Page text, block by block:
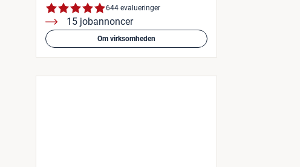
644 evalueringer
15 jobannoncer
Om virksomheden